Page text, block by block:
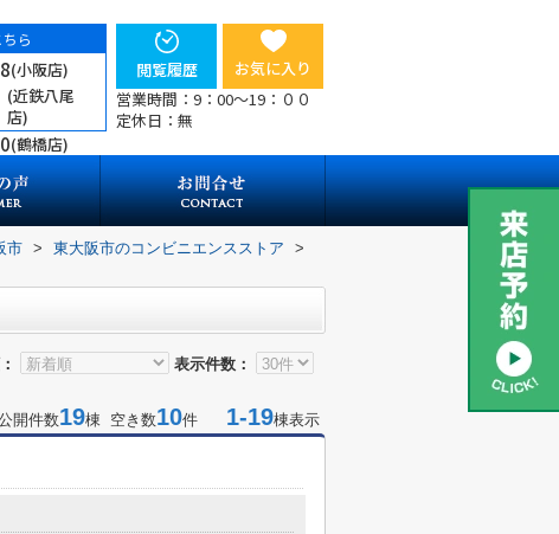
ら
(小阪店)
(近鉄八尾
店)
(鶴橋店)
閲覧履歴
お気に入り
営業時間：9：00～19：００
定休日：無
市 > 東大阪市のコンビニエンスストア
>
表示件数：
開件数19棟 空き数10件 1-19棟表示